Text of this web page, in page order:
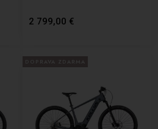
2 799,00 €